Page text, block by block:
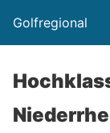
Golfregional